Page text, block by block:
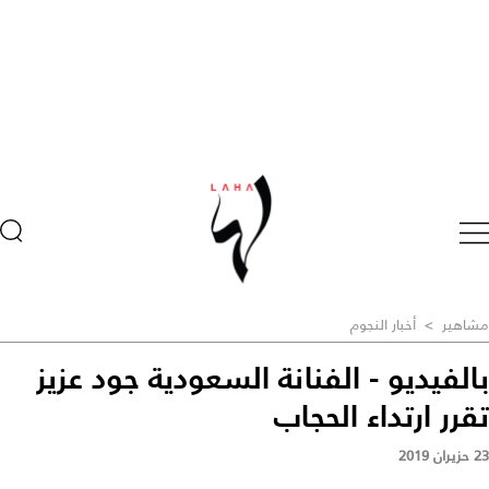
مشاهير > أخبار النجوم
بالفيديو - الفنانة السعودية جود عزيز
تقرر ارتداء الحجاب
23 حزيران 2019